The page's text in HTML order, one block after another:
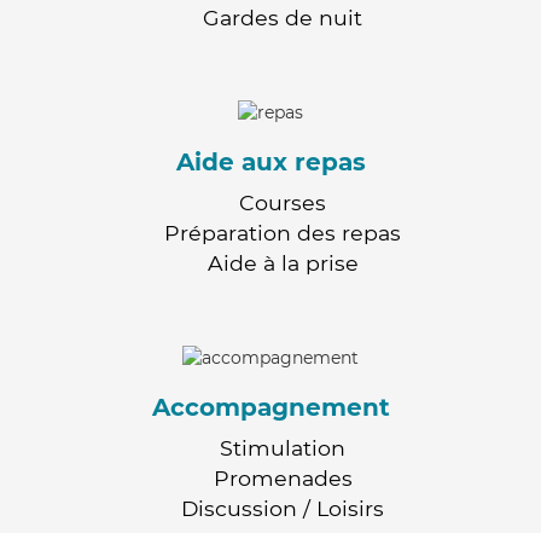
Gardes de nuit
Aide aux repas
Courses
Préparation des repas
Aide à la prise
Accompagnement
Stimulation
Promenades
Discussion / Loisirs